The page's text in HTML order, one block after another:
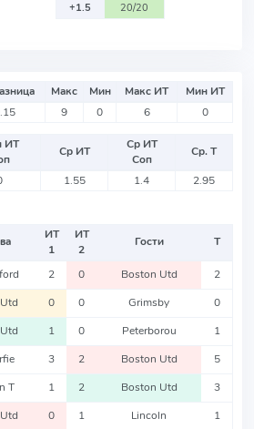
+1.5
20/20
Макс Мин Макс ИТ
Мин ИТ
9 0 6 0
ИТ
Ср ИТ
Ср ИТ
Соп
Ср. Т
1.55 1.4 2.95
ИТ
1
ИТ
2
Гости Т
2 0 Boston Utd 2
0 0 Grimsby 0
1 0 Peterborou 1
3 2 Boston Utd 5
T 1 2 Boston Utd 3
0 1 Lincoln 1